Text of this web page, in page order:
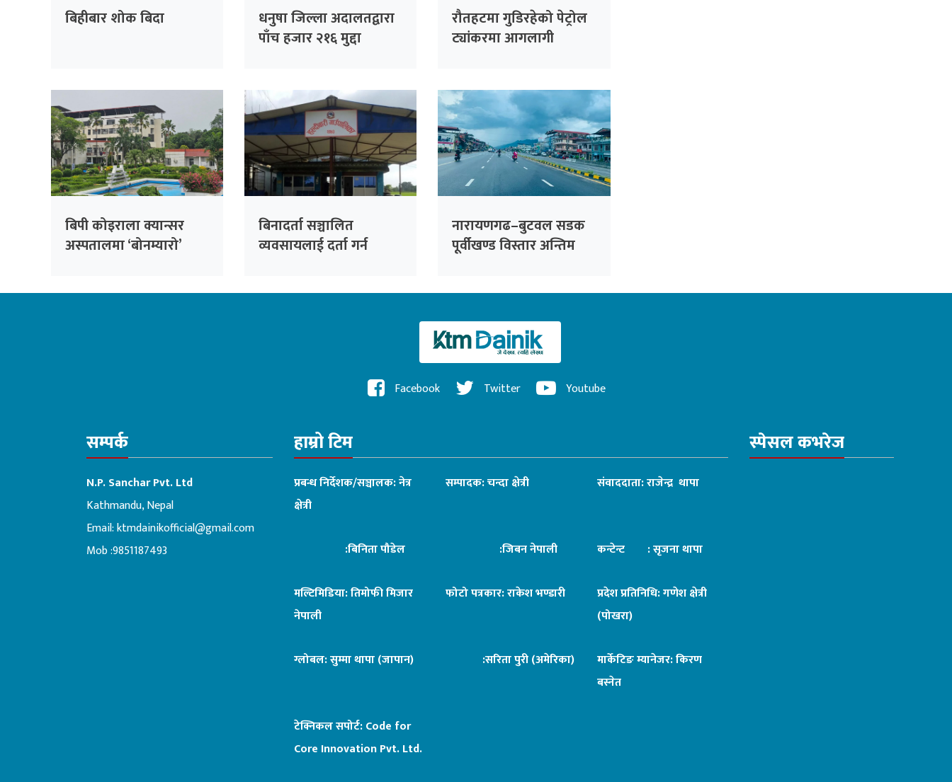
बिहीबार शोक बिदा
धनुषा जिल्ला अदालतद्वारा
पाँच हजार २१६ मुद्दा
रौतहटमा गुडिरहेको पेट्रोल
ट्यांकरमा आगलागी
बिपी कोइराला क्यान्सर
अस्पतालमा ‘बोनम्यारो’
बिनादर्ता सञ्चालित
व्यवसायलाई दर्ता गर्न
नारायणगढ–बुटवल सडक
पूर्वीखण्ड विस्तार अन्तिम
Facebook Twitter Youtube
सम्पर्क
N.P. Sanchar Pvt. Ltd
Kathmandu, Nepal
Email:ktmdainikofficial@gmail.com
Mob :9851187493
हाम्रो टिम
प्रबन्ध निर्देशक/सञ्चालक: नेत्र
क्षेत्री
सम्पादक: चन्दा क्षेत्री संवाददाता: राजेन्द्र थापा
:बिनिता पौडेल :जिबन नेपाली कन्टेन्ट : सृजना थापा
मल्टिमिडिया: तिमोफी मिजार
नेपाली
फोटो पत्रकार: राकेश भण्डारी
प्रदेश प्रतिनिधि: गणेश क्षेत्री
(पोखरा)
ग्लोबल: सुम्मा थापा (जापान) :सरिता पुरी (अमेरिका)
मार्केटिङ म्यानेजर: किरण
बस्नेत
टेक्निकल सपोर्ट:Code for
Core Innovation Pvt. Ltd.
स्पेसल कभरेज